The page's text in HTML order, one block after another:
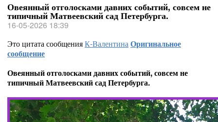
Овеянный отголосками давних событий, совсем не
типичный Матвеевский сад Петербурга.
16-05-2026 18:39
Это цитата сообщенияК-ВалентинаОригинальное
сообщение
Овеянный отголосками давних событий, совсем не
типичный Матвеевский сад Петербурга.